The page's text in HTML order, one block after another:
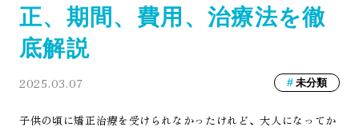
正、期間、費用、治療法を徹
底解説
2025.03.07 未分類
子供の頃に矯正治療を受けられなかったけれど、大人になってか